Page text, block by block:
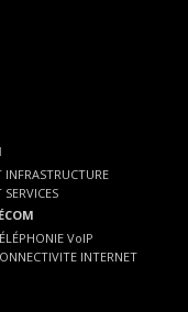
INFRASTRUCTURE
SERVICES
VoIP
INTERNET